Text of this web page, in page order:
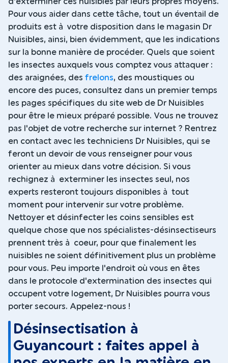
Pour vous aider dans cette tâche, tout un éventail de
produits est à votre disposition dans le magasin Dr
Nuisibles, ainsi, bien évidemment, que les indications
sur la bonne manière de procéder. Quels que soient
les insectes auxquels vous comptez vous attaquer :
des araignées, des frelons, des moustiques ou
encore des puces, consultez dans un premier temps
les pages spécifiques du site web de Dr Nuisibles
pour être le mieux préparé possible. Vous ne trouvez
pas l'objet de votre recherche sur internet ? Rentrez
en contact avec les techniciens Dr Nuisibles, qui se
feront un devoir de vous renseigner pour vous
orienter au mieux dans votre décision. Si vous
rechignez à exterminer les insectes seul, nos
experts resteront toujours disponibles à tout
moment pour intervenir sur votre problème.
Nettoyer et désinfecter les coins sensibles est
quelque chose que nos spécialistes-désinsectiseurs
prennent très à coeur, pour que finalement les
nuisibles ne soient définitivement plus un problème
pour vous. Peu importe l'endroit où vous en êtes
dans le protocole d'extermination des insectes qui
occupent votre logement, Dr Nuisibles pourra vous
porter secours. Appelez-nous !
Désinsectisation à
Guyancourt : faites appel à